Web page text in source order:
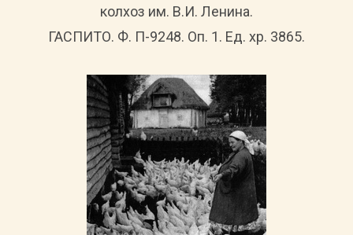
колхоз им. В.И. Ленина.
ГАСПИТО. Ф. П-9248. Оп. 1. Ед. хр. 3865.